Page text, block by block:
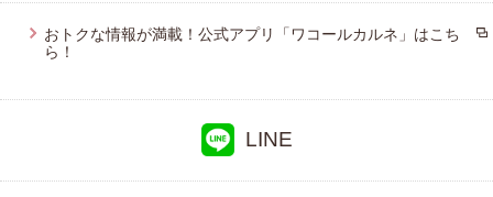
ウイング／フフ
CW-X
おトクな情報が満載！公式アプリ「ワコールカルネ」はこち
ら！
LINE